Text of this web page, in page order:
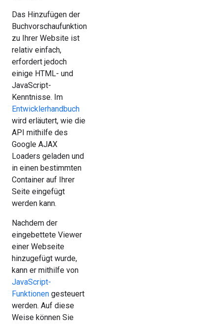
Das Hinzufügen der
Buchvorschaufunktion
zu Ihrer Website ist
relativ einfach,
erfordert jedoch
einige HTML- und
JavaScript-
Kenntnisse. Im
Entwicklerhandbuch
wird erläutert, wie die
API mithilfe des
Google AJAX
Loaders geladen und
in einen bestimmten
Container auf Ihrer
Seite eingefügt
werden kann.
Nachdem der
eingebettete Viewer
einer Webseite
hinzugefügt wurde,
kann er mithilfe von
JavaScript-
Funktionen gesteuert
werden. Auf diese
Weise können Sie